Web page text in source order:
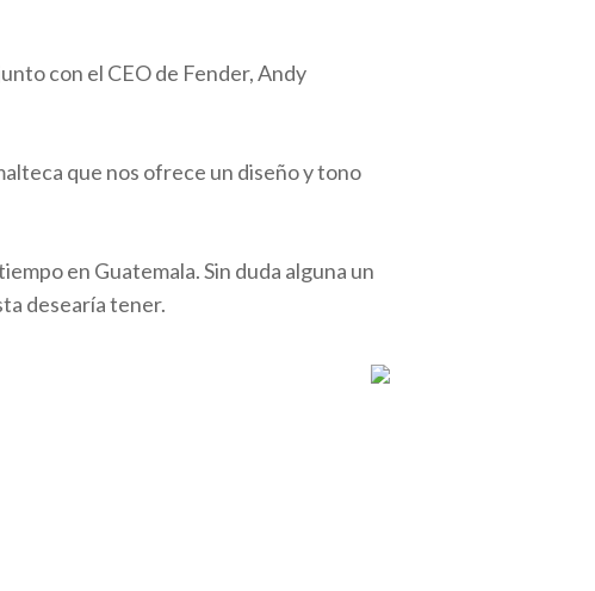
con el CEO de Fender, Andy
que nos ofrece un diseño y tono
en Guatemala. Sin duda alguna un
desearía tener.